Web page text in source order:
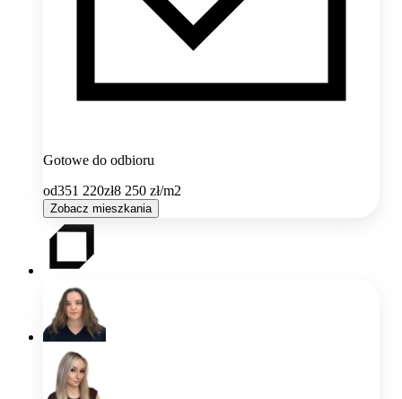
Gotowe do odbioru
od351 220zł8 250 zł/m2
Zobacz mieszkania